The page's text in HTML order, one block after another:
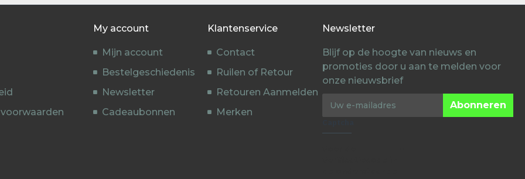
My account
Mijn account
Bestelgeschiedenis
Newsletter
Cadeaubonnen
Klantenservice
Contact
Ruilen of Retour
Retouren Aanmelden
Merken
Newsletter
Blijf op de hoogte van nieuws en
promoties door u aan te melden voor
onze nieuwsbrief
Abonneren